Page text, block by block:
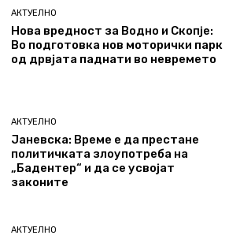
АКТУЕЛНО
Нова вредност за Водно и Скопје:
Во подготовка нов моторички парк
од дрвјата паднати во невремето
АКТУЕЛНО
Јаневска: Време е да престане
политичката злоупотреба на
„Бадентер“ и да се усвојат
законите
АКТУЕЛНО